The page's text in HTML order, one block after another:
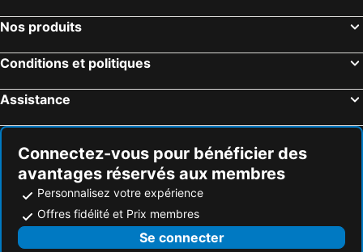
Nos produits
Conditions et politiques
Assistance
Connectez-vous pour bénéficier des
avantages réservés aux membres
Personnalisez votre expérience
Offres fidélité et Prix membres
Se connecter